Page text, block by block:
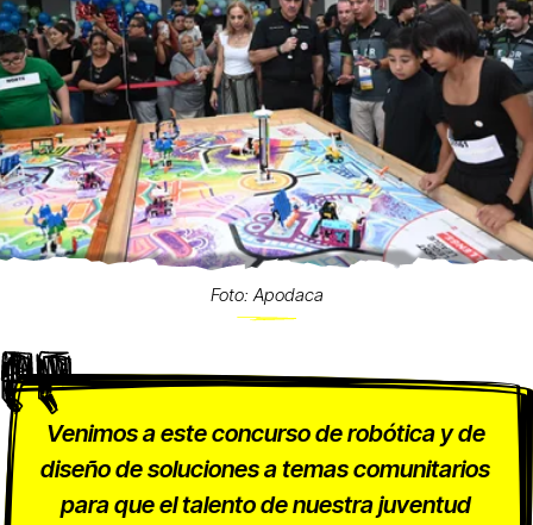
Foto: Apodaca
Venimos a este concurso de robótica y de
diseño de soluciones a temas comunitarios
para que el talento de nuestra juventud